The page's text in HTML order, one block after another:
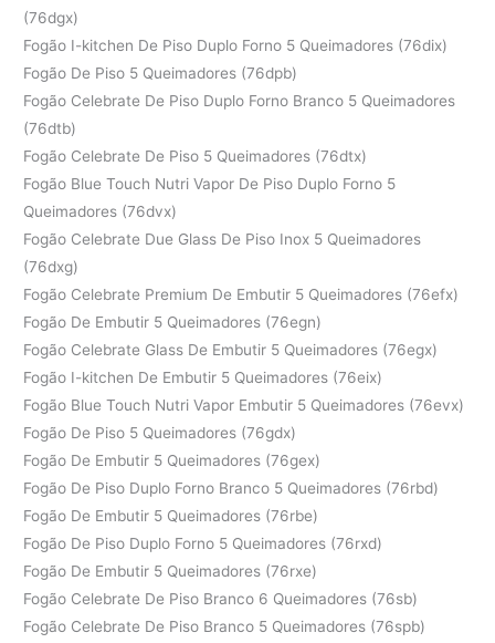
(76dgx)
Fogão I-kitchen De Piso Duplo Forno 5 Queimadores (76dix)
Fogão De Piso 5 Queimadores (76dpb)
Fogão Celebrate De Piso Duplo Forno Branco 5 Queimadores
(76dtb)
Fogão Celebrate De Piso 5 Queimadores (76dtx)
Fogão Blue Touch Nutri Vapor De Piso Duplo Forno 5
Queimadores (76dvx)
Fogão Celebrate Due Glass De Piso Inox 5 Queimadores
(76dxg)
Fogão Celebrate Premium De Embutir 5 Queimadores (76efx)
Fogão De Embutir 5 Queimadores (76egn)
Fogão Celebrate Glass De Embutir 5 Queimadores (76egx)
Fogão I-kitchen De Embutir 5 Queimadores (76eix)
Fogão Blue Touch Nutri Vapor Embutir 5 Queimadores (76evx)
Fogão De Piso 5 Queimadores (76gdx)
Fogão De Embutir 5 Queimadores (76gex)
Fogão De Piso Duplo Forno Branco 5 Queimadores (76rbd)
Fogão De Embutir 5 Queimadores (76rbe)
Fogão De Piso Duplo Forno 5 Queimadores (76rxd)
Fogão De Embutir 5 Queimadores (76rxe)
Fogão Celebrate De Piso Branco 6 Queimadores (76sb)
Fogão Celebrate De Piso Branco 5 Queimadores (76spb)